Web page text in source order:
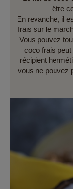
être
En revanche, il
frais sur le
Vous pouvez
coco frais
récipient
vous ne pouvez